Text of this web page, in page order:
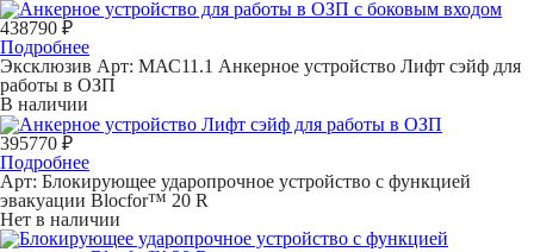
438790 ₽
Подробнее
Эксклюзив Арт: МАС11.1 Анкерное устройство Лифт сэйф для
работы в ОЗП
В наличии
395770 ₽
Подробнее
Арт: Блокирующее ударопрочное устройство с функцией
эвакуации Blocfor™ 20 R
Нет в наличии